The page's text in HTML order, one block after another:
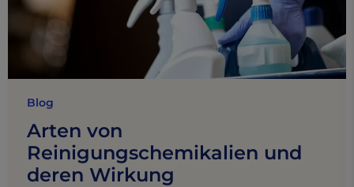
Blog
Arten von
Reinigungschemikalien und
deren Wirkung